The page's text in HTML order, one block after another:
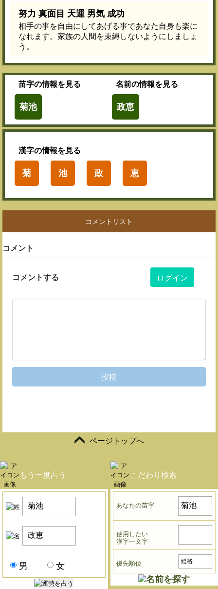
努力 真面目 天運 男気 成功
相手の事を自由にしてあげる事であなた自身も楽に
なれます。家族の人間を束縛しないようにしましょ
う。
苗字の情報を見る
菊池
名前の情報を見る
政恵
漢字の情報を見る
菊 池 政 恵
コメントリスト
コメント
コメントする ログイン
投稿
ページトップへ
もう一度占う
男 女
こだわり検索
あなたの苗字
使用したい
漢字一文字
優先順位